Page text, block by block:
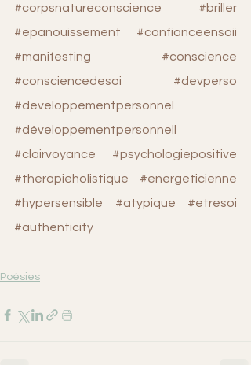
#corpsnatureconscience
#briller
#epanouissement
#confianceensoii
#manifesting
#conscience
#consciencedesoi
#devperso
#developpementpersonnel
#développementpersonnell
#clairvoyance
#psychologiepositive
#therapieholistique
#energeticienne
#hypersensible
#atypique
#etresoi
#authenticity
Poésies